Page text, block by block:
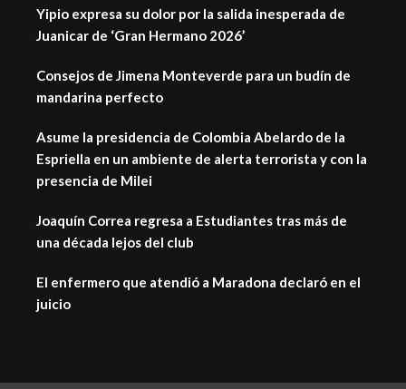
Yipio expresa su dolor por la salida inesperada de
Juanicar de ‘Gran Hermano 2026’
Consejos de Jimena Monteverde para un budín de
mandarina perfecto
Asume la presidencia de Colombia Abelardo de la
Espriella en un ambiente de alerta terrorista y con la
presencia de Milei
Joaquín Correa regresa a Estudiantes tras más de
una década lejos del club
El enfermero que atendió a Maradona declaró en el
juicio